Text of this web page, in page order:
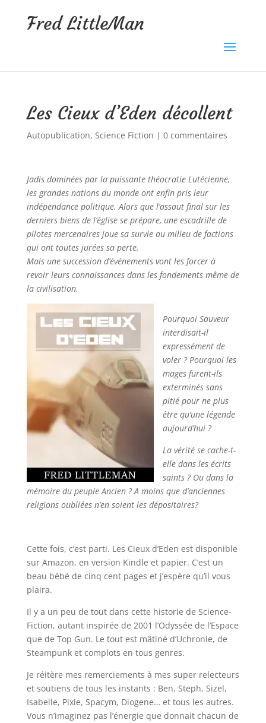
Fred LittleMan
Les Cieux d’Eden décollent
Autopublication, Science Fiction | 0 commentaires
Jadis dominées par la puissante théocratie Lutécienne,
les grandes nations du monde ont enfin pris leur
indépendance politique. Alors que l’assaut final sur les
derniers biens de l’église se prépare, une escadrille de
pilotes mercenaires joue sa survie au milieu de factions
qui ont toutes jurées sa perte.
Mais une succession d’événements vont les forcer à
revoir leurs connaissances dans les fondements même de
la civilisation.
Pourquoi Sauveur
interdisait-il
expressément de
voler ? Pourquoi les
mages furent-ils
exterminés sans
pitié pour ne plus
être qu’une légende
aujourd’hui ?
La vérité se cache-t-
elle dans les écrits
saints ? Ou dans la
mémoire du peuple Ancien ? A moins que d’anciennes
religions oubliées n’en soient les dépositaires?
Cette fois, c’est parti. Les Cieux d’Eden est disponible
sur Amazon, en version Kindle et papier. C’est un
beau bébé de cinq cent pages et j’espère qu’il vous
plaira.
Il y a un peu de tout dans cette historie de Science-
Fiction, autant inspirée de 2001 l’Odyssée de l’Espace
que de Top Gun. Le tout est mâtiné d’Uchronie, de
Steampunk et complots en tous genres.
Je réitère mes remerciements à mes super relecteurs
et soutiens de tous les instants : Ben, Steph, Sizel,
Isabelle, Pixie, Spacym, Diogene… et tous les autres.
Vous n’imaginez pas l’énergie que donnait chacun de